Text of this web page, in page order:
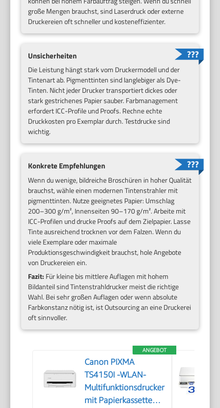
große Mengen brauchst, sind Laserdruck oder externe
Druckereien oft schneller und kosteneffizienter.
Unsicherheiten
Die Leistung hängt stark vom Druckermodell und der
Tintenart ab. Pigmenttinten sind langlebiger als Dye-
Tinten. Nicht jeder Drucker transportiert dickes oder
stark gestrichenes Papier sauber. Farbmanagement
erfordert ICC-Profile und Proofs. Rechne echte
Druckkosten pro Exemplar durch. Testdrucke sind
wichtig.
Konkrete Empfehlungen
Wenn du wenige, bildreiche Broschüren in hoher Qualität
brauchst, wähle einen modernen Tintenstrahler mit
pigmenttinten. Nutze geeignetes Papier: Umschlag
200–300 g/m², Innenseiten 90–170 g/m². Arbeite mit
ICC-Profilen und drucke Proofs auf dem Zielpapier. Lasse
Tinte ausreichend trocknen vor dem Falzen. Wenn du
viele Exemplare oder maximale
Produktionsgeschwindigkeit brauchst, hole Angebote
von Druckereien ein.
Fazit: Für kleine bis mittlere Auflagen mit hohem
Bildanteil sind Tintenstrahldrucker meist die richtige
Wahl. Bei sehr großen Auflagen oder wenn absolute
Farbkonstanz nötig ist, ist Outsourcing an eine Druckerei
oft sinnvoller.
ANGEBOT
Canon PIXMA
TS4150I -WLAN-
Multifunktionsdrucker
mit Papierkassette